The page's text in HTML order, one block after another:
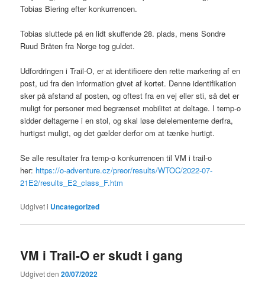
Tobias Biering efter konkurrencen.
Tobias sluttede på en lidt skuffende 28. plads, mens Sondre
Ruud Bråten fra Norge tog guldet.
Udfordringen i Trail-O, er at identificere den rette markering af en
post, ud fra den information givet af kortet. Denne identifikation
sker på afstand af posten, og oftest fra en vej eller sti, så det er
muligt for personer med begrænset mobilitet at deltage. I temp-o
sidder deltagerne i en stol, og skal løse delelementerne derfra,
hurtigst muligt, og det gælder derfor om at tænke hurtigt.
Se alle resultater fra temp-o konkurrencen til VM i trail-o
her: https://o-adventure.cz/preor/results/WTOC/2022-07-
21E2/results_E2_class_F.htm
Udgivet i Uncategorized
VM i Trail-O er skudt i gang
Udgivet den20/07/2022